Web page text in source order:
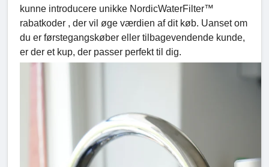
kunne introducere unikke NordicWaterFilter™
rabatkoder , der vil øge værdien af ​​dit køb. Uanset om
du er førstegangskøber eller tilbagevendende kunde,
er der et kup, der passer perfekt til dig.